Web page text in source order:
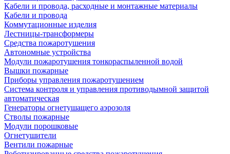
Кабели и провода, расходные и монтажные материалы
Кабели и провода
Коммутационные изделия
Лестницы-трансформеры
Средства пожаротушения
Автономные устройства
Модули пожаротушения тонкораспыленной водой
Вышки пожарные
Приборы управления пожаротушением
Система контроля и управления противодымной защитой
автоматическая
Генераторы огнетушащего аэрозоля
Стволы пожарные
Модули порошковые
Огнетушители
Вентили пожарные